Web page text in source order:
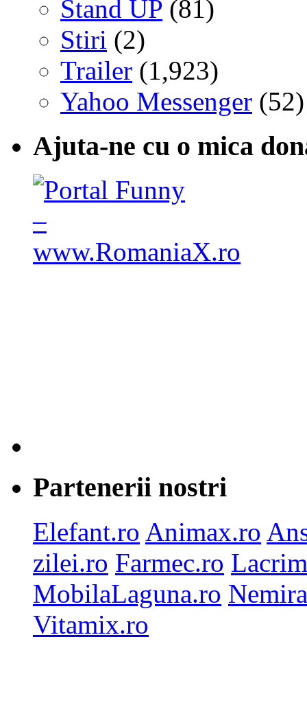
Stand UP (81)
Stiri (2)
Trailer (1,923)
Yahoo Messenger (52)
Ajuta-ne cu o mica
Partenerii nostri
Elefant.ro Animax.ro
zilei.ro Farmec.ro
MobilaLaguna.ro
Vitamix.ro